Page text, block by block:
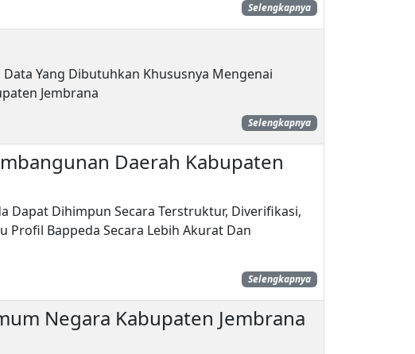
Selengkapnya
Yang Dibutuhkan Khususnya Mengenai
Jembrana
Selengkapnya
Daerah Kabupaten
Dapat Dihimpun Secara Terstruktur, Diverifikasi,
Profil Bappeda Secara Lebih Akurat Dan
Selengkapnya
Negara Kabupaten Jembrana